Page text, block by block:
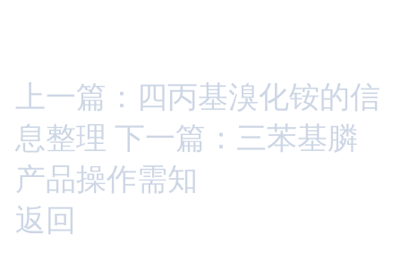
上一篇：四丙基溴化铵的信
息整理 下一篇：三苯基膦
产品操作需知
返回